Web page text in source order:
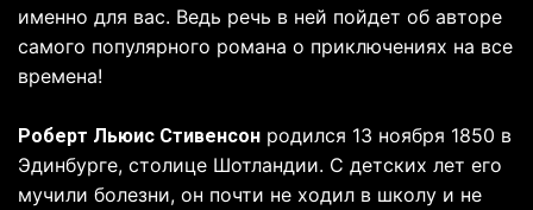
именно для вас. Ведь речь в ней пойдет об авторе
самого популярного романа о приключениях на все
времена!
Роберт Льюис Стивенсон родился 13 ноября 1850 в
Эдинбурге, столице Шотландии. С детских лет его
мучили болезни, он почти не ходил в школу и не